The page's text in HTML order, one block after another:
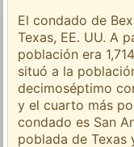
El condado de
Texas, EE. UU. A
población era
situó a la
decimoséptimo
y el cuarto más
condado es San
poblada de Texas